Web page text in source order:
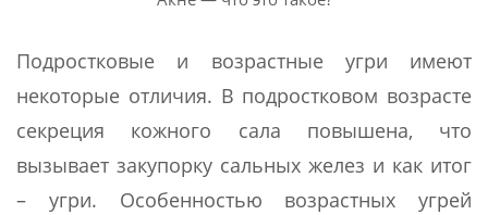
Подростковые и возрастные угри имеют
некоторые отличия. В подростковом возрасте
секреция кожного сала повышена, что
вызывает закупорку сальных желез и как итог
– угри. Особенностью возрастных угрей